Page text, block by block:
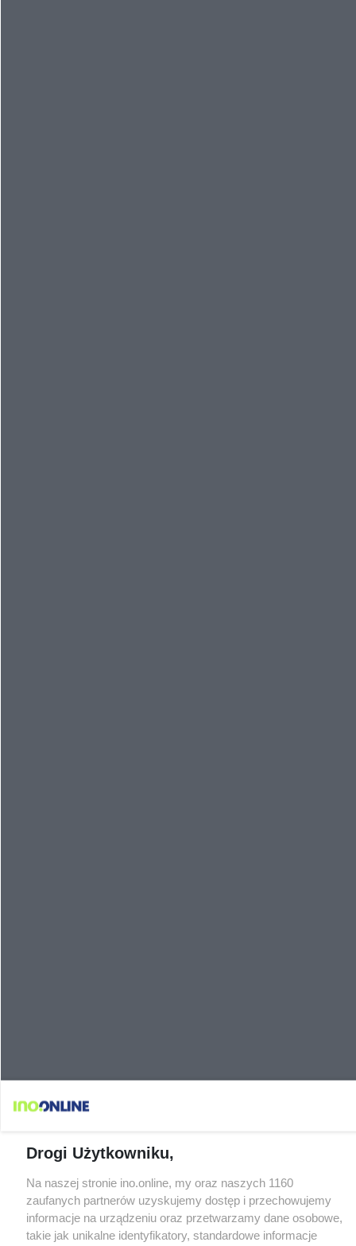
Drogi Użytkowniku,
Na naszej stronie ino.online, my oraz naszych 1160
zaufanych partnerów uzyskujemy dostęp i przechowujemy
informacje na urządzeniu oraz przetwarzamy dane osobowe,
takie jak unikalne identyfikatory, standardowe informacje